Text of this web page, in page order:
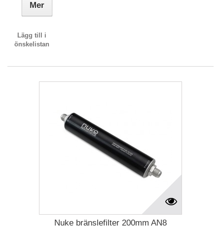
Mer
Lägg till i
önskelistan
Nuke bränslefilter 200mm AN8